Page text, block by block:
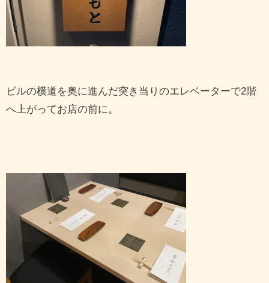
ビルの横道を奥に進んだ突き当りのエレベーターで2階
へ上がってお店の前に。